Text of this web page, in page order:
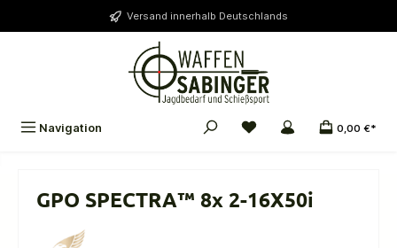
Versand innerhalb Deutschlands
Navigation 0,00 €*
GPO SPECTRA™ 8x 2-16X50i